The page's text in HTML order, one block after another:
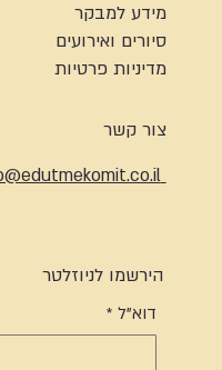
מידע למבקר
סיורים ואירועים
מדיניות פרטיות
צור קשר
info@edutmekomit.co.il
הירשמו לניוזלטר
דוא"ל *